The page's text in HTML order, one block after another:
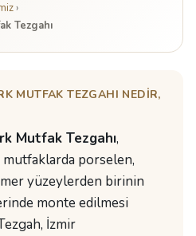
›
Tezgahı
MUTFAK TEZGAHI NEDIR,
Mutfak Tezgahı,
porselen,
yüzeylerden birinin
monte edilmesi
İzmir